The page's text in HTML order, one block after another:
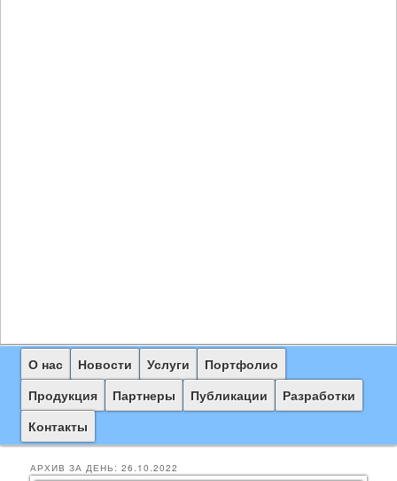
Главное
меню
Перейти
к
основному
содержимому
Перейти
к
дополнительному
содержимому
О нас Новости Услуги
Портфолио
Продукция
Партнеры Публикации
Разработки
Контакты
АРХИВ ЗА ДЕНЬ:26.10.2022